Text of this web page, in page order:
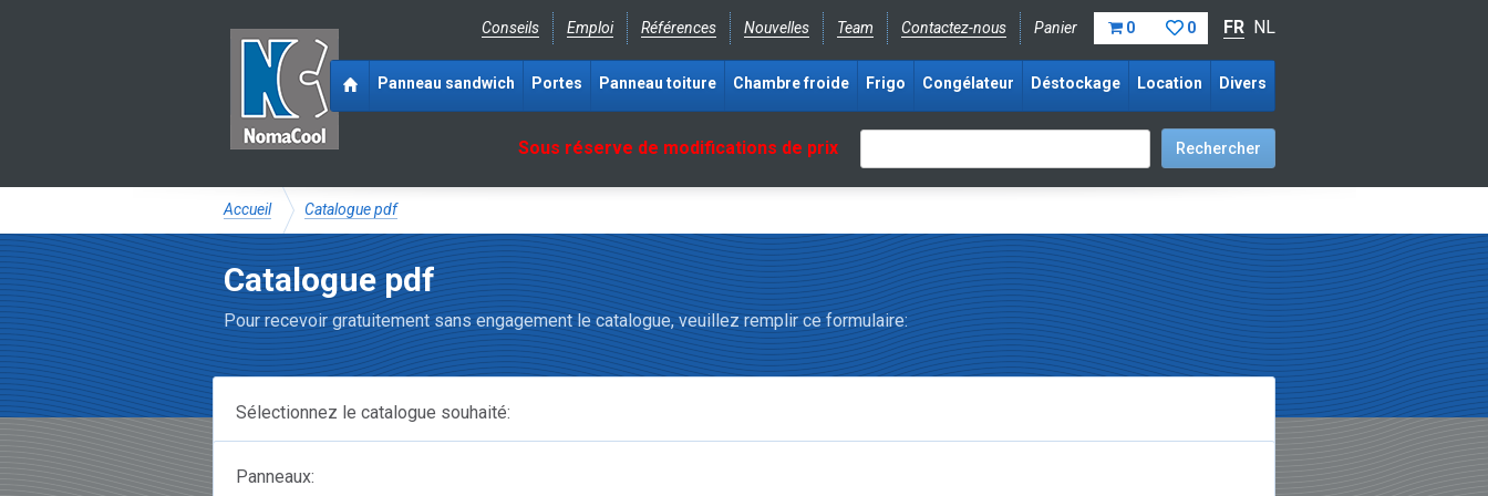
Conseils Emploi Références Nouvelles Team Contactez-nous Panier 0 0 FR NL
Sous réserve de modifications de prix
Panneau sandwich Portes Panneau toiture Chambre froide Frigo Congélateur Déstockage Location Divers
Accueil Catalogue pdf
Catalogue pdf
Pour recevoir gratuitement sans engagement le catalogue, veuillez remplir ce formulaire:
Sélectionnez le catalogue souhaité:
Panneaux: